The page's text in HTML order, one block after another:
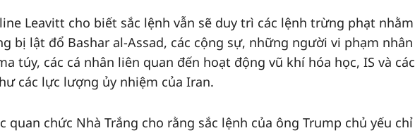
Leavitt cho biết sắc lệnh vẫn sẽ duy trì các lệnh trừng phạt nhằm
bị lật đổ Bashar al-Assad, các cộng sự, những người vi phạm nhân
túy, các cá nhân liên quan đến hoạt động vũ khí hóa học, IS và các
các lực lượng ủy nhiệm của Iran.
quan chức Nhà Trắng cho rằng sắc lệnh của ông Trump chủ yếu chỉ